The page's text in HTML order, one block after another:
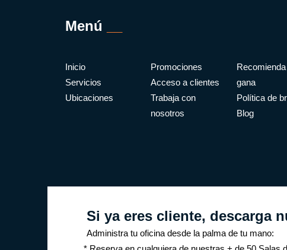
Menú
Inicio
Servicios
Ubicaciones
Promociones
Acceso a clientes
Trabaja con
nosotros
gana
Política de
Blog
Si ya eres cliente, descarga
Administra tu oficina desde la palma de tu mano: